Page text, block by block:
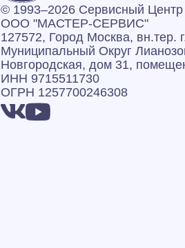
© 1993–2026 Сервисный Центр
ООО "МАСТЕР-СЕРВИС"
127572, Город Москва, вн.тер.
Муниципальный Округ
Новгородская, дом 31,
ИНН 9715511730
ОГРН 1257700246308